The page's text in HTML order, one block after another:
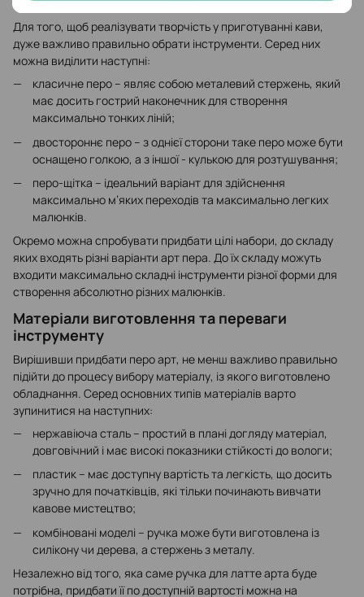
Для того, щоб реалізувати творчість у приготуванні кави,
дуже важливо правильно обрати інструменти. Серед них
можна виділити наступні:
класичне перо – являє собою металевий стержень, який
має досить гострий наконечник для створення
максимально тонких ліній;
двостороннє перо – з однієї сторони таке перо може бути
оснащено голкою, а з іншої - кулькою для розтушування;
перо-щітка – ідеальний варіант для здійснення
максимально м’яких переходів та максимально легких
малюнків.
Окремо можна спробувати придбати цілі набори, до складу
яких входять різні варіанти арт пера. До їх складу можуть
входити максимально складні інструменти різної форми для
створення абсолютно різних малюнків.
Матеріали виготовлення та переваги
інструменту
Вирішивши придбати перо арт, не менш важливо правильно
підійти до процесу вибору матеріалу, із якого виготовлено
обладнання. Серед основних типів матеріалів варто
зупинитися на наступних:
нержавіюча сталь – простий в плані догляду матеріал,
довговічний і має високі показники стійкості до вологи;
пластик – має доступну вартість та легкість, що досить
зручно для початківців, які тільки починають вивчати
кавове мистецтво;
комбіновані моделі – ручка може бути виготовлена із
силікону чи дерева, а стержень з металу.
Незалежно від того, яка саме ручка для латте арта буде
потрібна, придбати її по доступній вартості можна на